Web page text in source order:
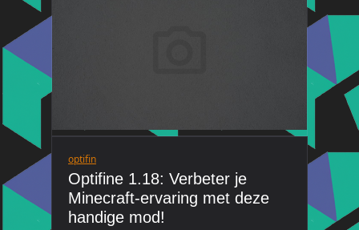
optifin
Optifine 1.18: Verbeter je
Minecraft-ervaring met deze
handige mod!